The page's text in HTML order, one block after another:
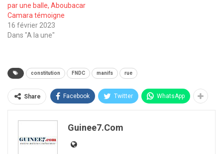
par une balle, Aboubacar
Camara témoigne
16 février 2023
Dans "A la une"
constitution FNDC manifs rue
Share Facebook Twitter WhatsApp
Guinee7.com